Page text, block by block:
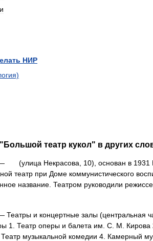
НИР
театр кукол" в других
(улица Некрасова, 10), основан в 1931
театр при Доме коммунистического
название. Театром руководили
Театры и концертные залы (центральная
1. Театр оперы и балета им. С. М.
Театр музыкальной комедии 4. Камерный